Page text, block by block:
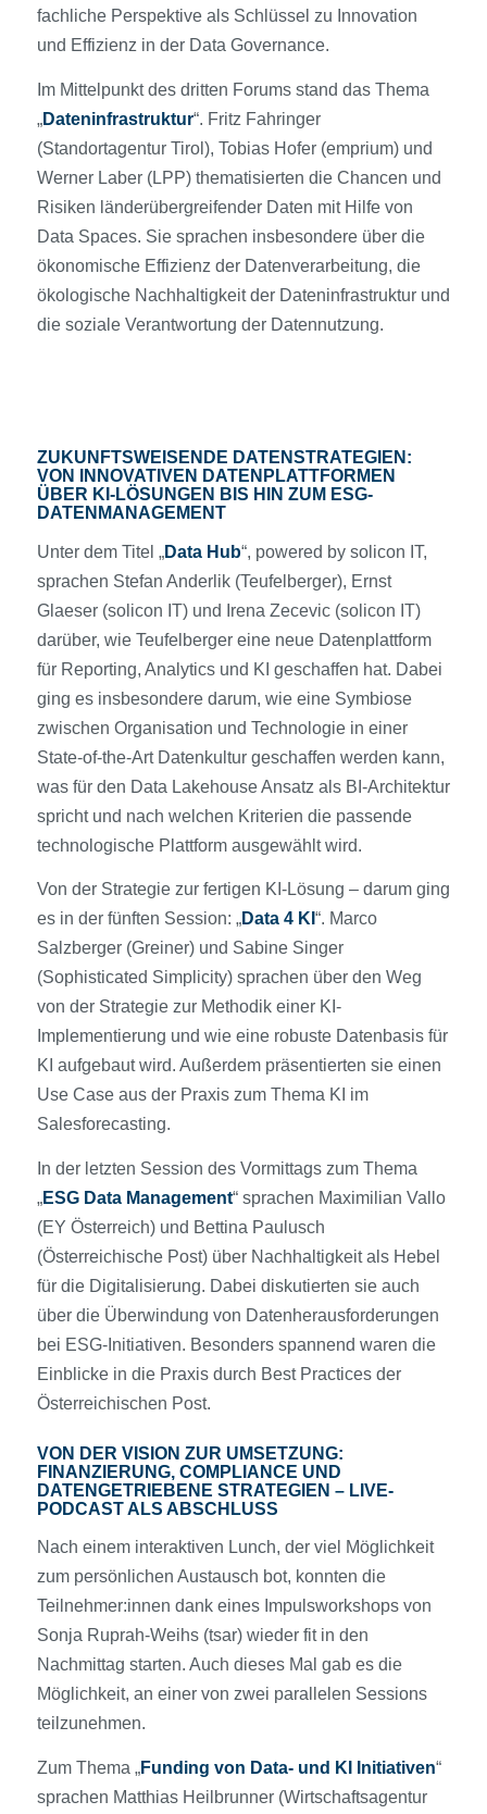
fachliche Perspektive als Schlüssel zu Innovation
und Effizienz in der Data Governance.
Im Mittelpunkt des dritten Forums stand das Thema
„Dateninfrastruktur“. Fritz Fahringer
(Standortagentur Tirol), Tobias Hofer (emprium) und
Werner Laber (LPP) thematisierten die Chancen und
Risiken länderübergreifender Daten mit Hilfe von
Data Spaces. Sie sprachen insbesondere über die
ökonomische Effizienz der Datenverarbeitung, die
ökologische Nachhaltigkeit der Dateninfrastruktur und
die soziale Verantwortung der Datennutzung.
ZUKUNFTSWEISENDE DATENSTRATEGIEN:
VON INNOVATIVEN DATENPLATTFORMEN
ÜBER KI-LÖSUNGEN BIS HIN ZUM ESG-
DATENMANAGEMENT
Unter dem Titel „Data Hub“, powered by solicon IT,
sprachen Stefan Anderlik (Teufelberger), Ernst
Glaeser (solicon IT) und Irena Zecevic (solicon IT)
darüber, wie Teufelberger eine neue Datenplattform
für Reporting, Analytics und KI geschaffen hat. Dabei
ging es insbesondere darum, wie eine Symbiose
zwischen Organisation und Technologie in einer
State-of-the-Art Datenkultur geschaffen werden kann,
was für den Data Lakehouse Ansatz als BI-Architektur
spricht und nach welchen Kriterien die passende
technologische Plattform ausgewählt wird.
Von der Strategie zur fertigen KI-Lösung – darum ging
es in der fünften Session: „Data 4 KI “. Marco
Salzberger (Greiner) und Sabine Singer
(Sophisticated Simplicity) sprachen über den Weg
von der Strategie zur Methodik einer KI-
Implementierung und wie eine robuste Datenbasis für
KI aufgebaut wird. Außerdem präsentierten sie einen
Use Case aus der Praxis zum Thema KI im
Salesforecasting.
In der letzten Session des Vormittags zum Thema
„ESG Data Management“ sprachen Maximilian Vallo
(EY Österreich) und Bettina Paulusch
(Österreichische Post) über Nachhaltigkeit als Hebel
für die Digitalisierung. Dabei diskutierten sie auch
über die Überwindung von Datenherausforderungen
bei ESG-Initiativen. Besonders spannend waren die
Einblicke in die Praxis durch Best Practices der
Österreichischen Post.
VON DER VISION ZUR UMSETZUNG:
FINANZIERUNG, COMPLIANCE UND
DATENGETRIEBENE STRATEGIEN – LIVE-
PODCAST ALS ABSCHLUSS
Nach einem interaktiven Lunch, der viel Möglichkeit
zum persönlichen Austausch bot, konnten die
Teilnehmer:innen dank eines Impulsworkshops von
Sonja Ruprah-Weihs (tsar) wieder fit in den
Nachmittag starten. Auch dieses Mal gab es die
Möglichkeit, an einer von zwei parallelen Sessions
teilzunehmen.
Zum Thema „Funding von Data- und KI Initiativen“
sprachen Matthias Heilbrunner (Wirtschaftsagentur